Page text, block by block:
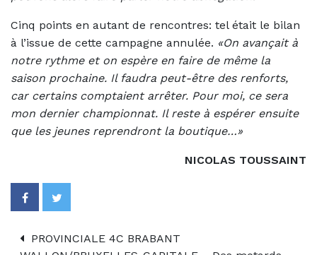
Cinq points en autant de rencontres: tel était le bilan
à l’issue de cette campagne annulée. «On avançait à
notre rythme et on espère en faire de même la
saison prochaine. Il faudra peut-être des renforts,
car certains comptaient arrêter. Pour moi, ce sera
mon dernier championnat. Il reste à espérer ensuite
que les jeunes reprendront la boutique…»
NICOLAS TOUSSAINT
PROVINCIALE 4C BRABANT